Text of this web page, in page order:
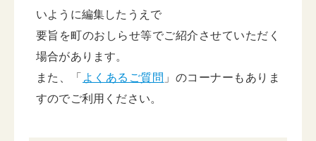
いように編集したうえで
要旨を町のおしらせ等でご紹介させていただく
場合があります。
また、「 よくあるご質問 」のコーナーもありま
すのでご利用ください。